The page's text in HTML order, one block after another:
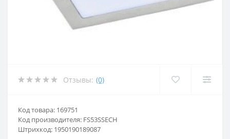
Отзывы: (0)
Код товара: 169751
Код производителя: FS53SSECH
Штрихкод: 1950190189087